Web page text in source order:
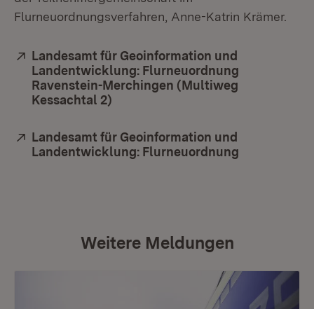
Flurneuordnungsverfahren, Anne-Katrin Krämer.
Extern:
Landesamt für Geoinformation und
Landentwicklung: Flurneuordnung
Ravenstein-Merchingen (Multiweg
Kessachtal 2)
Extern:
Landesamt für Geoinformation und
Landentwicklung: Flurneuordnung
Weitere Meldungen